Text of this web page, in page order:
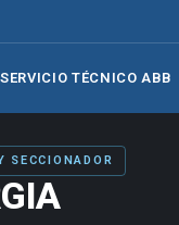
SERVICIO TÉCNICO ABB
SECCIONADOR